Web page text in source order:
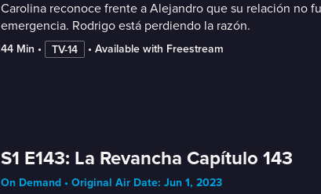
Carolina reconoce frente a Alejandro que su relación no
emergencia. Rodrigo está perdiendo la razón.
44 Min • TV-14 • Available with Freestream
S1 E143: La Revancha Capítulo 143
On Demand • Original Air Date: Jun 1, 2023